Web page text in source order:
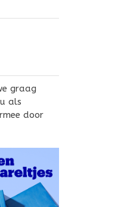
graag
als
door